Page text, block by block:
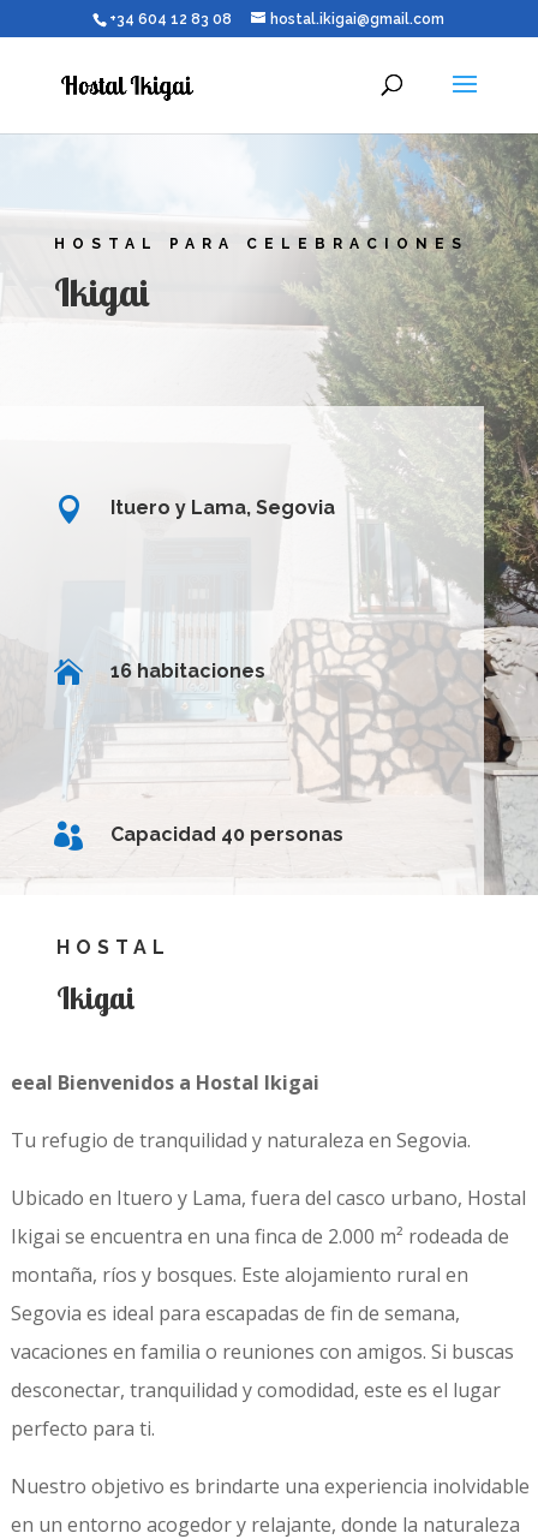
+34 604 12 83 08 hostal.ikigai@gmail.com
HOSTAL PARA CELEBRACIONES
Ikigai
 Ituero y Lama, Segovia
 16 habitaciones
 Capacidad 40 personas
HOSTAL
Ikigai
eeal Bienvenidos a Hostal Ikigai
Tu refugio de tranquilidad y naturaleza en Segovia.
Ubicado en Ituero y Lama, fuera del casco urbano, Hostal
Ikigai se encuentra en una finca de 2.000 m² rodeada de
montaña, ríos y bosques. Este alojamiento rural en
Segovia es ideal para escapadas de fin de semana,
vacaciones en familia o reuniones con amigos. Si buscas
desconectar, tranquilidad y comodidad, este es el lugar
perfecto para ti.
Nuestro objetivo es brindarte una experiencia inolvidable
en un entorno acogedor y relajante, donde la naturaleza